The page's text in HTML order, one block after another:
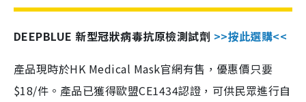
DEEPBLUE 新型冠狀病毒抗原檢測試劑 >>按此選購<<
產品現時於HK Medical Mask官網有售，優惠價只要
$18/件。產品已獲得歐盟CE1434認證，可供民眾進行自